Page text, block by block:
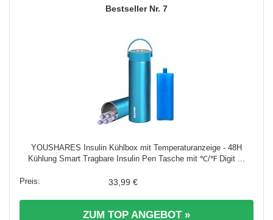
7
YOUSHARES Insulin Kühlbox mit Temperaturanzeige - 48H
Kühlung Smart Tragbare Insulin Pen Tasche mit ℃/℉ Digit ...
33,99 €
ZUM TOP ANGEBOT »